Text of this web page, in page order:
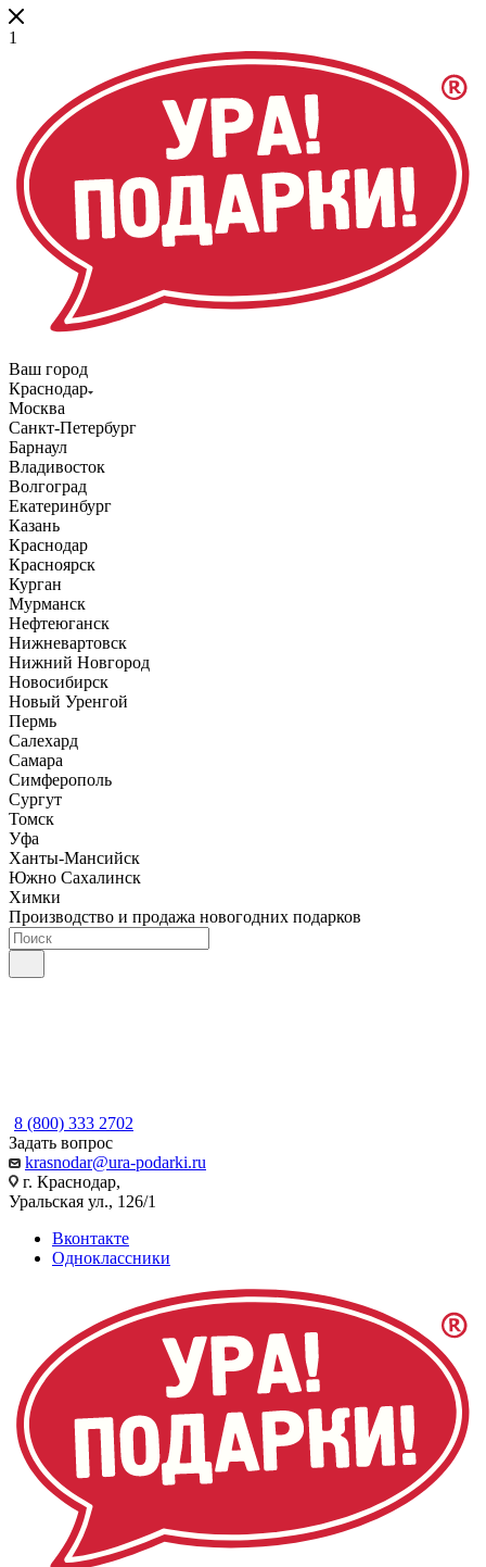
1
Ваш город
Краснодар
Москва
Санкт-Петербург
Барнаул
Владивосток
Волгоград
Екатеринбург
Казань
Краснодар
Красноярск
Курган
Мурманск
Нефтеюганск
Нижневартовск
Нижний Новгород
Новосибирск
Новый Уренгой
Пермь
Салехард
Самара
Симферополь
Сургут
Томск
Уфа
Ханты-Мансийск
Южно Сахалинск
Химки
Производство и продажа новогодних подарков
8 (800) 333 2702
Задать вопрос
krasnodar@ura-podarki.ru
г. Краснодар,
Уральская ул., 126/1
Вконтакте
Одноклассники